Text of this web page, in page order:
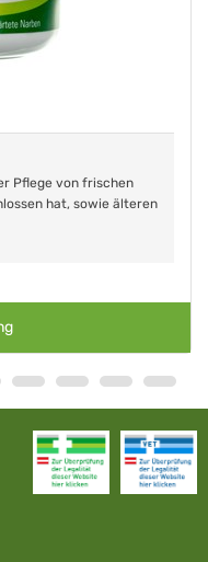
Pflege von frischen
hat, sowie älteren